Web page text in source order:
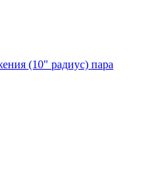
(10" радиус) пара